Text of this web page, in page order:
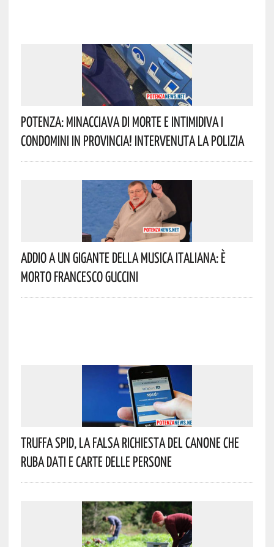
Potenza: Minacciava Di Morte E Intimidiva I
Condomini In Provincia! Intervenuta La Polizia
Addio A Un Gigante Della Musica Italiana: È
Morto Francesco Guccini
Truffa Spid, La Falsa Richiesta Del Canone Che
Ruba Dati E Carte Delle Persone